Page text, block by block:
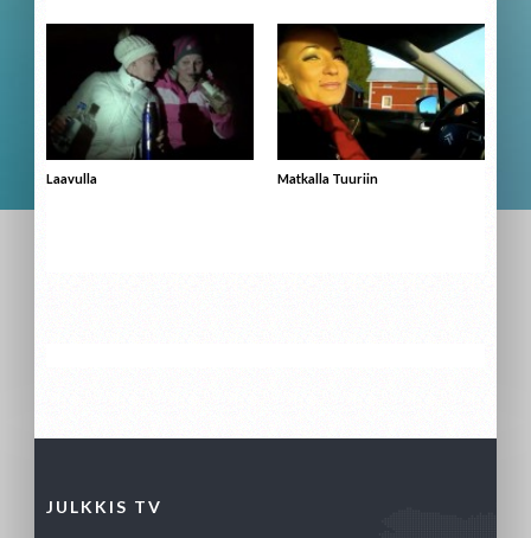
Laavulla Matkalla Tuuriin
JULKKIS TV